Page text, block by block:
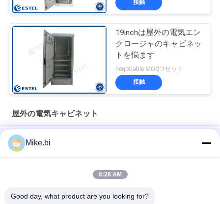
接触
19inchは屋外の電気エン
クロージャのキャビネッ
トを悩ます
negotiable MOQ:1セット
接触
屋外の電気キャビネット
19インチ20uの棚のキャビネットの屋外の耐候性がある箱
720×720×1300mm
Mike.bi
8:28 AM
Good day, what product are you looking for?